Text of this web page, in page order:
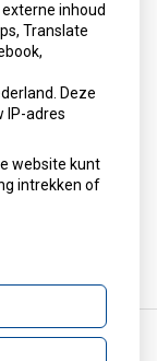
voor
dit te
inhoud
Translate
Deze
IP-adres
website kunt
intrekken of